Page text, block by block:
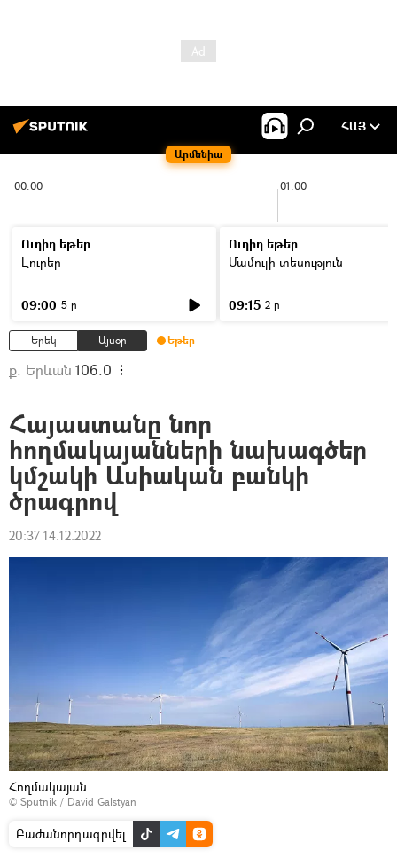
Արմենիա
ՀԱՅ
00:00 01:00
Ուղիղ եթեր
Լուրեր
09:00 5 ր
Ուղիղ եթեր
Մամուլի տեսություն
09:15 2 ր
Երեկ Այսօր Եթեր
ք. Երևան 106.0
Հայաստանը նոր
հողմակայանների նախագծեր
կմշակի Ասիական բանկի
ծրագրով
20:37 14.12.2022
Հողմակայան
© Sputnik / David Galstyan
Բաժանորդագրվել